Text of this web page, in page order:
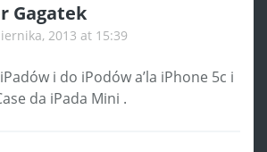
Gagatek
2013 at 15:39
i do iPodów a’la iPhone 5c i
da iPada Mini .